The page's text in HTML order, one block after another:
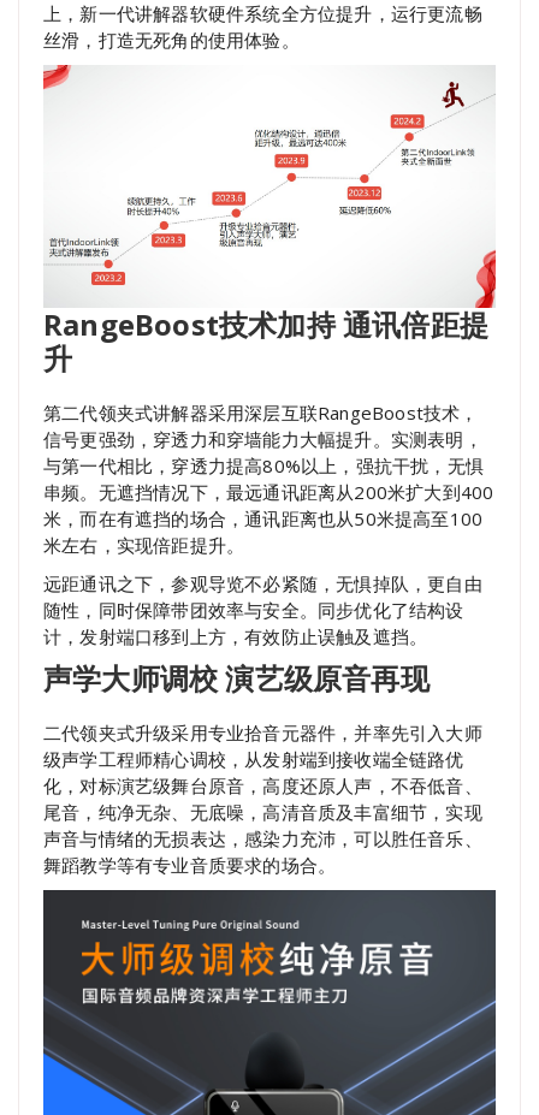
上，新一代讲解器软硬件系统全方位提升，运行更流畅
丝滑，打造无死角的使用体验。
RangeBoost技术加持 通讯倍距提
升
第二代领夹式讲解器采用深层互联RangeBoost技术，
信号更强劲，穿透力和穿墙能力大幅提升。实测表明，
与第一代相比，穿透力提高80%以上，强抗干扰，无惧
串频。无遮挡情况下，最远通讯距离从200米扩大到400
米，而在有遮挡的场合，通讯距离也从50米提高至100
米左右，实现倍距提升。
远距通讯之下，参观导览不必紧随，无惧掉队，更自由
随性，同时保障带团效率与安全。同步优化了结构设
计，发射端口移到上方，有效防止误触及遮挡。
声学大师调校 演艺级原音再现
二代领夹式升级采用专业拾音元器件，并率先引入大师
级声学工程师精心调校，从发射端到接收端全链路优
化，对标演艺级舞台原音，高度还原人声，不吞低音、
尾音，纯净无杂、无底噪，高清音质及丰富细节，实现
声音与情绪的无损表达，感染力充沛，可以胜任音乐、
舞蹈教学等有专业音质要求的场合。